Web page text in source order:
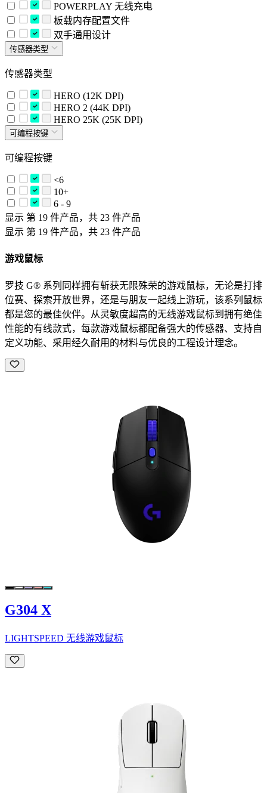
POWERPLAY 无线充电
板载内存配置文件
双手通用设计
传感器类型
传感器类型
HERO (12K DPI)
HERO 2 (44K DPI)
HERO 25K (25K DPI)
可编程按键
可编程按键
<6
10+
6 - 9
显示 第 19 件产品，共 23 件产品
显示 第 19 件产品，共 23 件产品
游戏鼠标
罗技 G® 系列同样拥有斩获无限殊荣的游戏鼠标，无论是打排
位赛、探索开放世界，还是与朋友一起线上游玩，该系列鼠标
都是您的最佳伙伴。从灵敏度超高的无线游戏鼠标到拥有绝佳
性能的有线款式，每款游戏鼠标都配备强大的传感器、支持自
定义功能、采用经久耐用的材料与优良的工程设计理念。
G304 X
LIGHTSPEED 无线游戏鼠标